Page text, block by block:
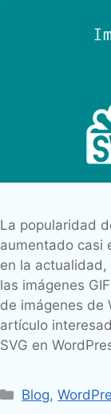
La popularidad
aumentado casi
en la
las imágenes
de imágenes de
artículo
SVG en
Categorías
Blog,